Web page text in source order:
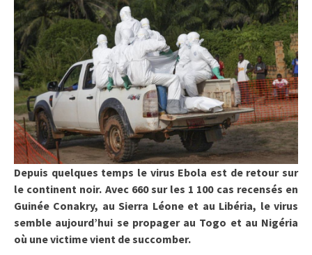
Depuis quelques temps le virus Ebola est de retour sur
le continent noir. Avec 660 sur les 1 100 cas recensés en
Guinée Conakry, au Sierra Léone et au Libéria, le virus
semble aujourd’hui se propager au Togo et au Nigéria
où une victime vient de succomber.